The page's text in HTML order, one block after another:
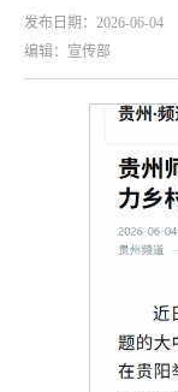
发布日期：2026-06-04
编辑：宣传部